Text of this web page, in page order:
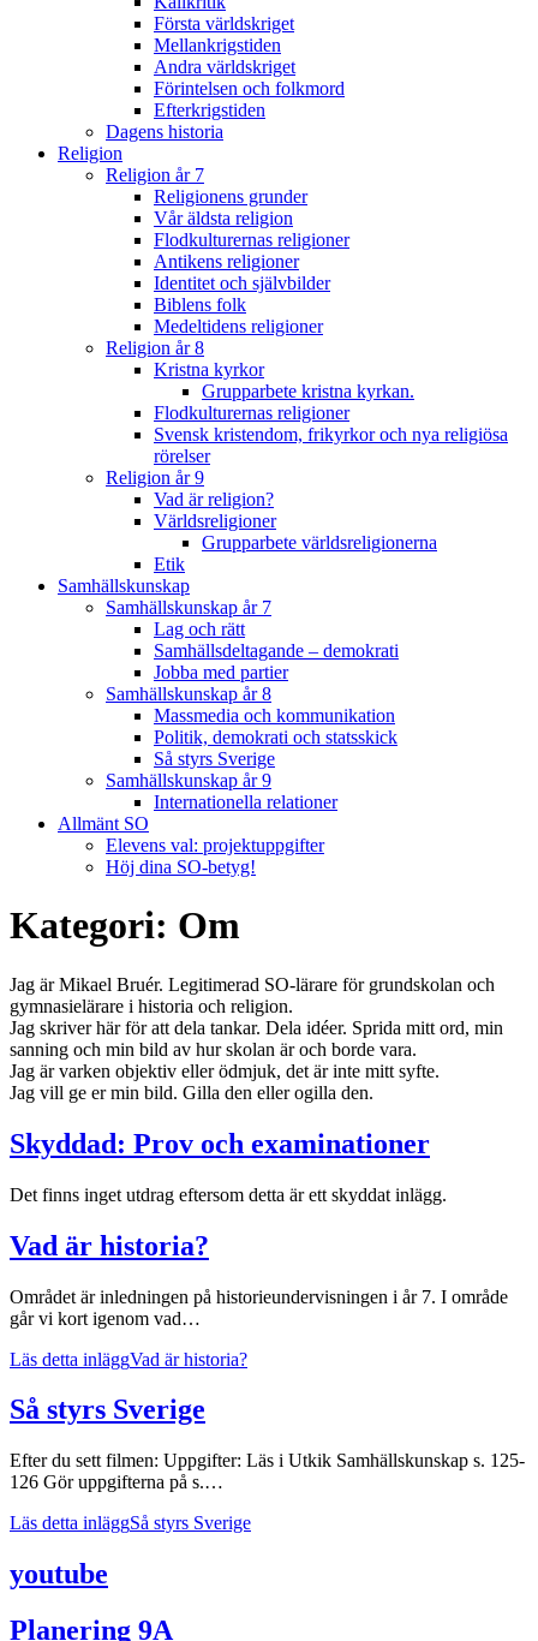
Första världskriget
Mellankrigstiden
Andra världskriget
Förintelsen och folkmord
Efterkrigstiden
Dagens historia
Religion
Religion år 7
Religionens grunder
Vår äldsta religion
Flodkulturernas religioner
Antikens religioner
Identitet och självbilder
Biblens folk
Medeltidens religioner
Religion år 8
Kristna kyrkor
Grupparbete kristna kyrkan.
Flodkulturernas religioner
Svensk kristendom, frikyrkor och nya religiösa
rörelser
Religion år 9
Vad är religion?
Världsreligioner
Grupparbete världsreligionerna
Etik
Samhällskunskap
Samhällskunskap år 7
Lag och rätt
Samhällsdeltagande – demokrati
Jobba med partier
Samhällskunskap år 8
Massmedia och kommunikation
Politik, demokrati och statsskick
Så styrs Sverige
Samhällskunskap år 9
Internationella relationer
Allmänt SO
Elevens val: projektuppgifter
Höj dina SO-betyg!
Kategori: Om
Jag är Mikael Bruér. Legitimerad SO-lärare för grundskolan och
gymnasielärare i historia och religion.
Jag skriver här för att dela tankar. Dela idéer. Sprida mitt ord, min
sanning och min bild av hur skolan är och borde vara.
Jag är varken objektiv eller ödmjuk, det är inte mitt syfte.
Jag vill ge er min bild. Gilla den eller ogilla den.
Skyddad: Prov och examinationer
Det finns inget utdrag eftersom detta är ett skyddat inlägg.
Vad är historia?
Området är inledningen på historieundervisningen i år 7. I område
går vi kort igenom vad…
Läs detta inläggVad är historia?
Så styrs Sverige
Efter du sett filmen: Uppgifter: Läs i Utkik Samhällskunskap s. 125-
126 Gör uppgifterna på s.…
Läs detta inläggSå styrs Sverige
youtube
Planering 9A